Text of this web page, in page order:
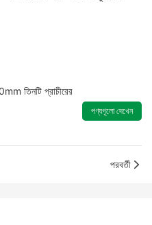
তিনটি প্রাচীরের
পণ্যগূলো দেখেন
পরবর্তী